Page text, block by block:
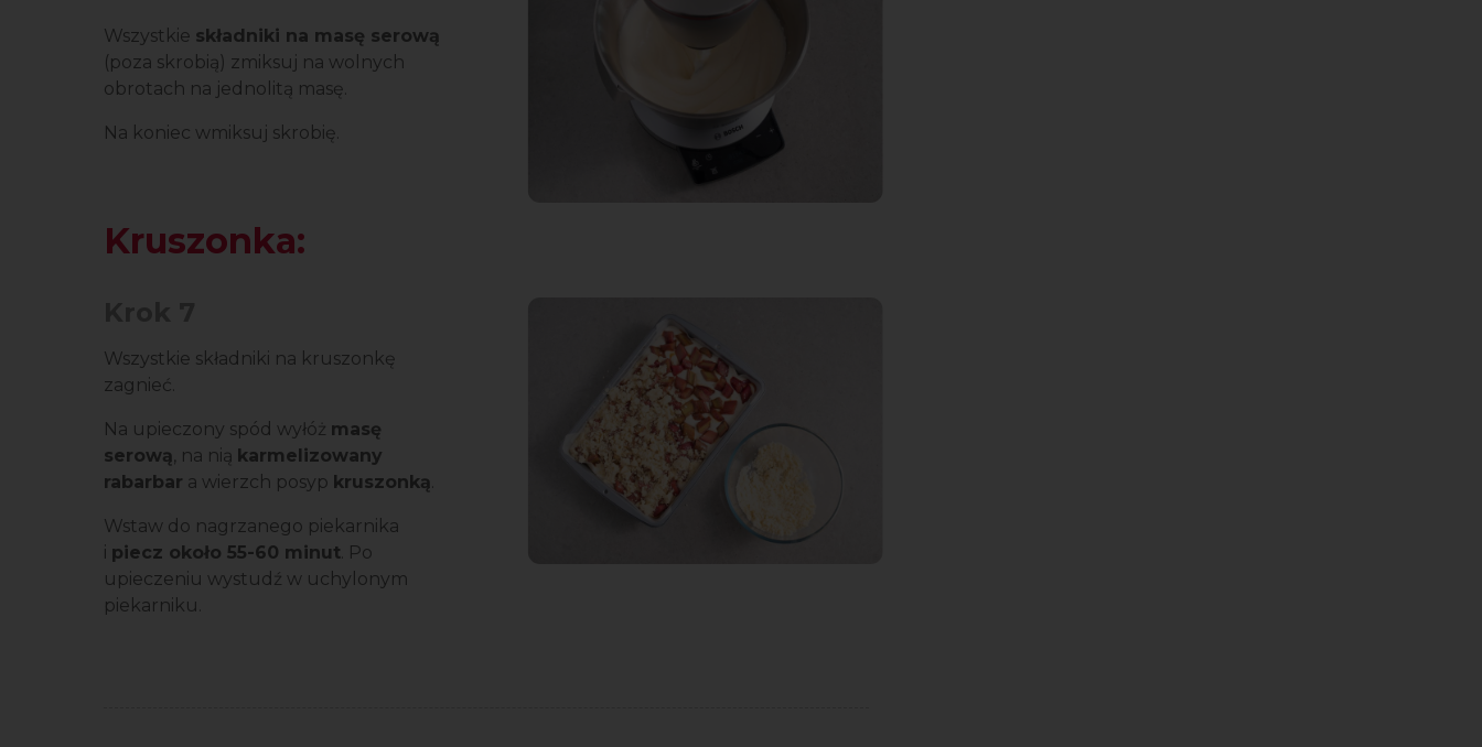
Wszystkie składniki na masę serową
(poza skrobią) zmiksuj na wolnych
obrotach na jednolitą masę.
Na koniec wmiksuj skrobię.
Kruszonka:
Wszystkie składniki na kruszonkę
zagnieć.
Na upieczony spód wyłóż masę
serową, na nią karmelizowany
rabarbar a wierzch posyp kruszonką.
Wstaw do nagrzanego piekarnika
i piecz około 55-60 minut. Po
upieczeniu wystudź w uchylonym
piekarniku.